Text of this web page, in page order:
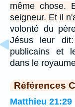
même chose.
seigneur. Et il
volonté du
Jésus leur
publicains et
dans le
Références
Matthieu 21:29